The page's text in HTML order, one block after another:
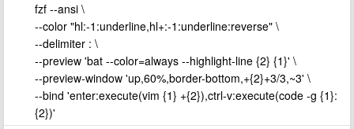
fzf --ansi \
--color "hl:-1:underline,hl+:-1:underline:reverse" \
--delimiter : \
--preview 'bat --color=always --highlight-line {2} {1}' \
--preview-window 'up,60%,border-bottom,+{2}+3/3,~3' \
--bind 'enter:execute(vim {1} +{2}),ctrl-v:execute(code -g {1}:
{2})'